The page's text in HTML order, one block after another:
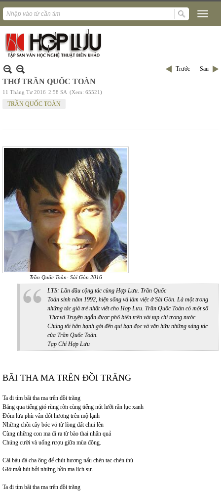
Trước Sau
THƠ TRẦN QUỐC TOÀN
11 Tháng Tư 2016 2:58 SA (Xem: 65521)
TRẦN QUỐC TOÀN
Trần Quốc Toàn- Sài Gòn 2016
LTS: Lần đầu cộng tác cùng Hợp Lưu. Trần Quốc
Toàn sinh năm 1992, hiện sống và làm việc ở Sài Gòn. Là một trong
những tác giả trẻ nhất viết cho Hợp Lưu. Trần Quốc Toàn có một số
Thơ và Truyện ngắn được phổ biến trên vài tạp chí trong nước.
Chúng tôi hân hạnh gởi đến quí bạn đọc và văn hữu những sáng tác
của Trần Quốc Toàn.
Tạp Chí Hợp Lưu
BÃI THA MA TRÊN ĐỒI TRĂNG
Ta đi tìm bãi tha ma trên đồi trăng
Băng qua tiếng gió rùng rờn cùng tiếng nút lưỡi rắn lục xanh
Đóm lửa phù vân đốt hương trên mộ lạnh
Những chồi cây bóc vỏ từ lòng đất chui lên
Cùng những con ma đi ra từ bào thai nhân quả
Chúng cười và uống rượu giữa mùa đông.
Cái bàu đá cha ông để chút hương nấu chén tạc chén thù
Giờ mất hút bởi những hồn ma lịch sự.
Ta đi tìm bãi tha ma trên đồi trăng